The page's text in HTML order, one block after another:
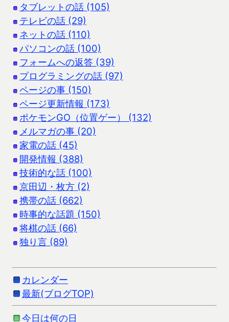
タブレットの話 (105)
テレビの話 (29)
ネットの話 (110)
パソコンの話 (100)
フォームへの返答 (39)
プログラミングの話 (97)
ページの事 (150)
ページ更新情報 (173)
ポケモンGO（位置ゲー） (132)
メルマガの事 (20)
家電の話 (45)
開発情報 (388)
技術的な話 (100)
京田辺・枚方 (2)
携帯の話 (662)
時事的な話題 (150)
将棋の話 (66)
独り言 (89)
カレンダー
最新(ブログTOP)
今日は何の日